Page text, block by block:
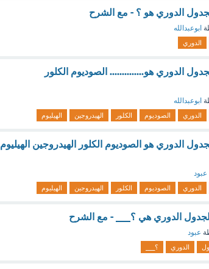
الدوري هو ؟ - مع الشرح
ابوعبدالله
الدوري
الدوري هو.............. الصوديوم الكلور
ابوعبدالله
الدوري الصوديوم الكلور الهيدروجين الهيليوم
الدوري هو الصوديوم الكلور الهيدروجين الهيليوم
عبود
الدوري الصوديوم الكلور الهيدروجين الهيليوم
الدوري هي ؟___ - مع الشرح
عبود
الدوري ؟___